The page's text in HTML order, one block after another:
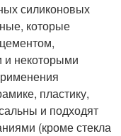
силиконовых
которые
некоторыми
пластику,
и подходят
(кроме стекла